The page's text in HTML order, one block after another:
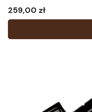
Cena
259,00 zł